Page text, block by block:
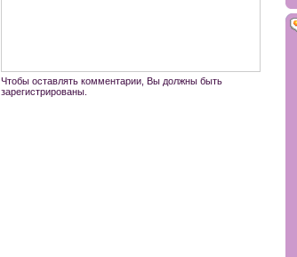
Чтобы оставлять комментарии, Вы должны быть
зарегистрированы.